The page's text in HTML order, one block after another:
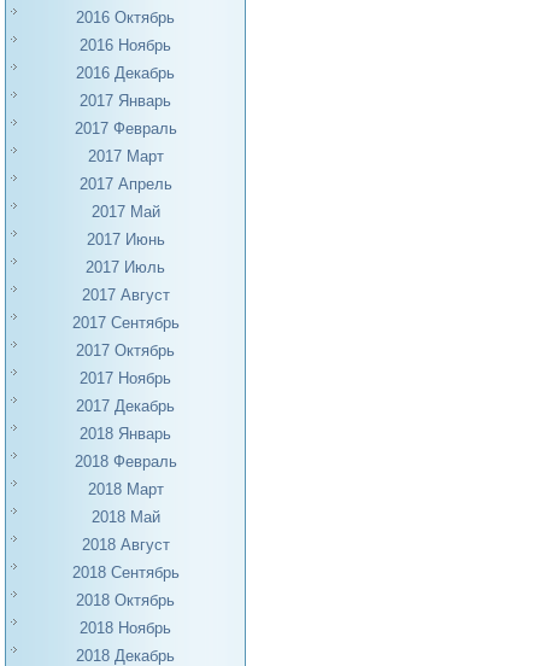
2016 Октябрь
2016 Ноябрь
2016 Декабрь
2017 Январь
2017 Февраль
2017 Март
2017 Апрель
2017 Май
2017 Июнь
2017 Июль
2017 Август
2017 Сентябрь
2017 Октябрь
2017 Ноябрь
2017 Декабрь
2018 Январь
2018 Февраль
2018 Март
2018 Май
2018 Август
2018 Сентябрь
2018 Октябрь
2018 Ноябрь
2018 Декабрь